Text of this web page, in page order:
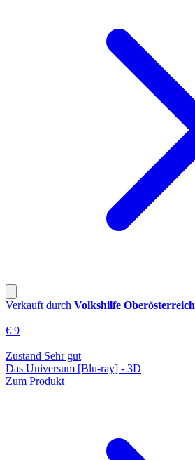
Verkauft durch Volkshilfe Oberösterreich
€ 9
Zustand Sehr gut
Das Universum [Blu-ray] - 3D
Zum Produkt